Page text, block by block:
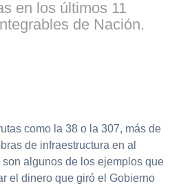
en los últimos 11
de Nación.
como la 38 o la 307, más de
de infraestructura en al
algunos de los ejemplos que
el dinero que giró el Gobierno